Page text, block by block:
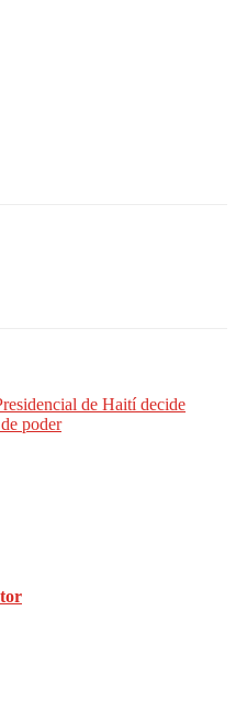
de Haití decide
poder